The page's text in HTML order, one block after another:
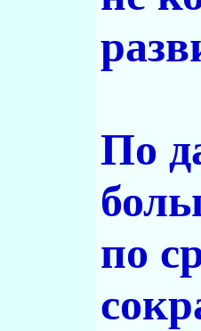
По
по